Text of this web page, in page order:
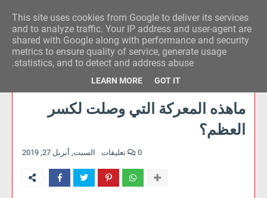
وكالة الحدث للآراء
ماهذه المعركة التي وصلت لكسر
العظم؟
السبت, أبريل 27, 2019 0 تعليقات
This site uses cookies from Google to deliver its services
and to analyze traffic. Your IP address and user-agent are
shared with Google along with performance and security
metrics to ensure quality of service, generate usage
statistics, and to detect and address abuse.
LEARN MORE GOT IT